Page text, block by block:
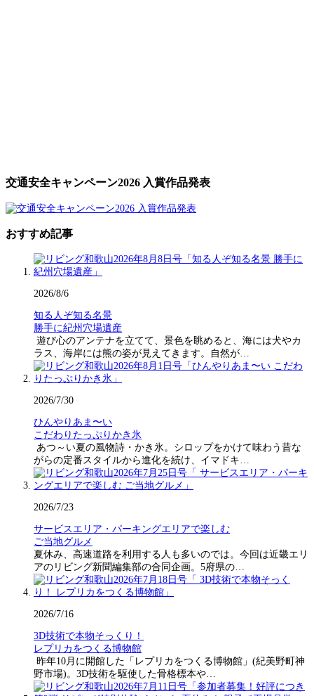
交通安全キャンペーン2026 入賞作品発表
おすすめ記事
2026/8/6
知る人ぞ知る名景
勝手に紀州穴場遺産
遊び心のアンテナを立てて、景色を眺めると、海には犬やカ
ラス、海岸には熊の姿が見えてきます。自然が…
2026/7/30
ひんやりあま〜い
こだわりたっぷりかき氷
あつ～い夏の風物詩・かき氷。シロップをかけて味わう昔な
がらの定番スタイルから進化を続け、イマドキ…
2026/7/23
サービスエリア・パーキングエリアで楽しむ
ご当地グルメ
夏休み、高速道路を利用する人も多いのでは。今回は近畿エリ
アのリビング新聞編集部の合同企画。5府県の…
2026/7/16
3D技術で本物そっくり！
レプリカをつくる博物館
昨年10月に開館した「レプリカをつくる博物館」(紀美野町神
野市場)。3D技術を駆使した骨格標本や…